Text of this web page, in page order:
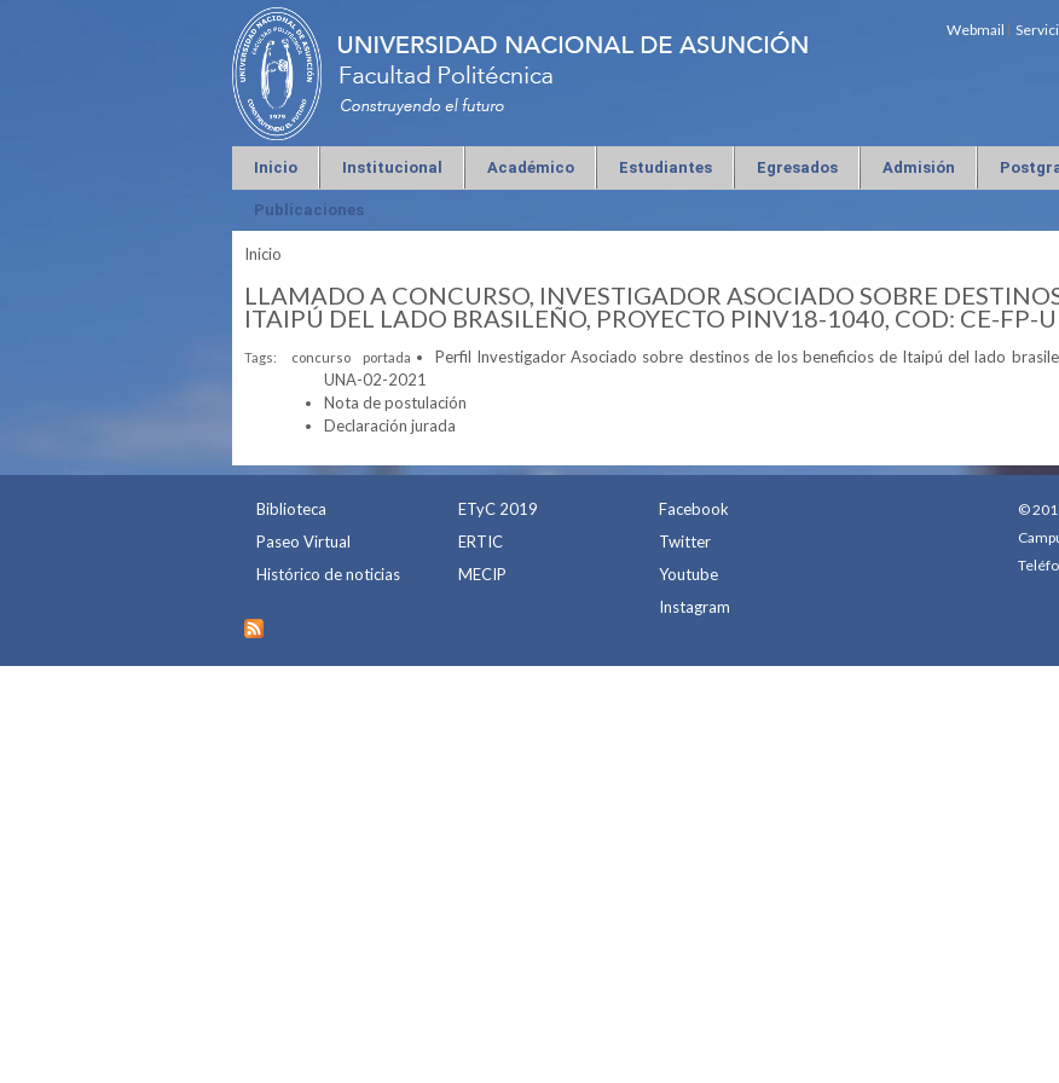
Webmail
Inicio Institucional Académico Estudiantes Egresados Admisión
Publicaciones
Se encuentra usted aquí
Inicio
LLAMADO A CONCURSO, INVESTIGADOR ASOCIADO SOBRE
ITAIPÚ DEL LADO BRASILEÑO, PROYECTO PINV18-1040, COD: CE-FP-
Tags: concurso portada
Perfil Investigador Asociado sobre destinos de los beneficios de Itaipú del lado
UNA-02-2021
Nota de postulación
Declaración jurada
Biblioteca
Paseo Virtual
Histórico de noticias
ETyC 2019
ERTIC
MECIP
Facebook
Twitter
Youtube
Instagram
©